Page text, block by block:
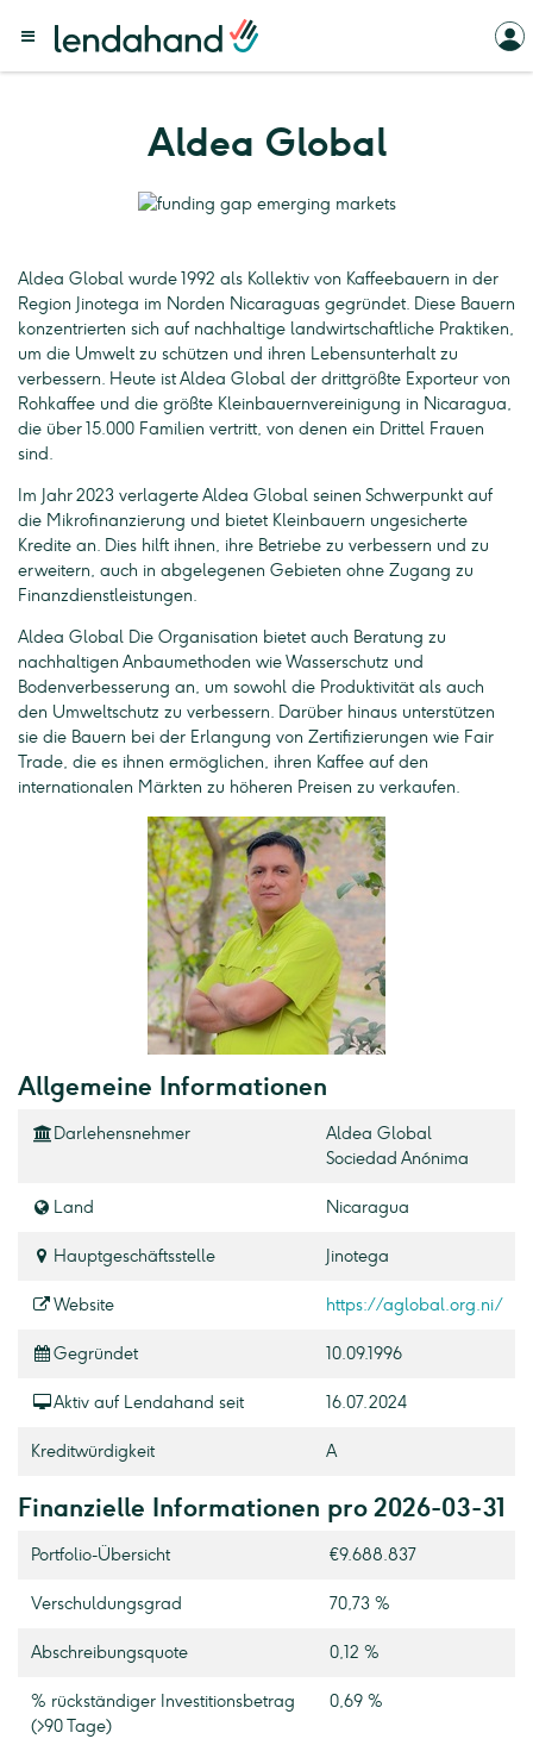
Aldea Global
Aldea Global wurde 1992 als Kollektiv von Kaffeebauern in der
Region Jinotega im Norden Nicaraguas gegründet. Diese Bauern
konzentrierten sich auf nachhaltige landwirtschaftliche Praktiken,
um die Umwelt zu schützen und ihren Lebensunterhalt zu
verbessern. Heute ist Aldea Global der drittgrößte Exporteur von
Rohkaffee und die größte Kleinbauernvereinigung in Nicaragua,
die über 15.000 Familien vertritt, von denen ein Drittel Frauen
sind.
Im Jahr 2023 verlagerte Aldea Global seinen Schwerpunkt auf
die Mikrofinanzierung und bietet Kleinbauern ungesicherte
Kredite an. Dies hilft ihnen, ihre Betriebe zu verbessern und zu
erweitern, auch in abgelegenen Gebieten ohne Zugang zu
Finanzdienstleistungen.
Aldea Global Die Organisation bietet auch Beratung zu
nachhaltigen Anbaumethoden wie Wasserschutz und
Bodenverbesserung an, um sowohl die Produktivität als auch
den Umweltschutz zu verbessern. Darüber hinaus unterstützen
sie die Bauern bei der Erlangung von Zertifizierungen wie Fair
Trade, die es ihnen ermöglichen, ihren Kaffee auf den
internationalen Märkten zu höheren Preisen zu verkaufen.
Allgemeine Informationen
Darlehensnehmer
Aldea Global
Sociedad Anónima
Land Nicaragua
Hauptgeschäftsstelle Jinotega
Website https://aglobal.org.ni/
Gegründet 10.09.1996
Aktiv auf Lendahand seit 16.07.2024
Kreditwürdigkeit A
Finanzielle Informationen pro 2026-03-31
Portfolio-Übersicht €9.688.837
Verschuldungsgrad 70,73 %
Abschreibungsquote 0,12 %
% rückständiger Investitionsbetrag
(>90 Tage)
0,69 %